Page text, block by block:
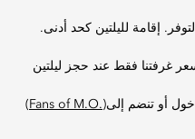
إقامة لليلتين كحد أدنى.
إلى 20% على سعر غرفتنا فقط عند حجز ليلتين
أو تنضم إلى
(.Fans of M.O)